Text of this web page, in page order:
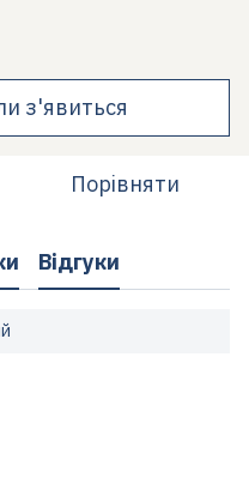
з'явиться
Порівняти
Відгуки